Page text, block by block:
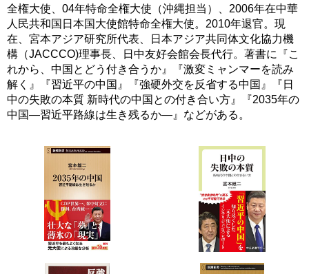
全権大使、04年特命全権大使（沖縄担当）、2006年在中華
人民共和国日本国大使館特命全権大使。2010年退官。現
在、宮本アジア研究所代表、日本アジア共同体文化協力機
構（JACCCO)理事長、日中友好会館会長代行。著書に『こ
れから、中国とどう付き合うか』『激変ミャンマーを読み
解く』『習近平の中国』『強硬外交を反省する中国』『日
中の失敗の本質 新時代の中国との付き合い方』『2035年の
中国―習近平路線は生き残るか―』などがある。